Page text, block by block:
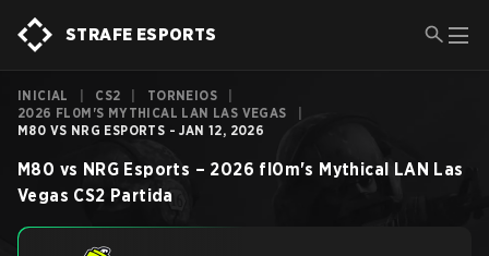
STRAFE ESPORTS
INICIAL CS2 TORNEIOS
2026 FL0M'S MYTHICAL LAN LAS VEGAS
M80 VS NRG ESPORTS - JAN 12, 2026
M80 vs NRG Esports – 2026 fl0m's Mythical LAN Las
Vegas CS2 Partida